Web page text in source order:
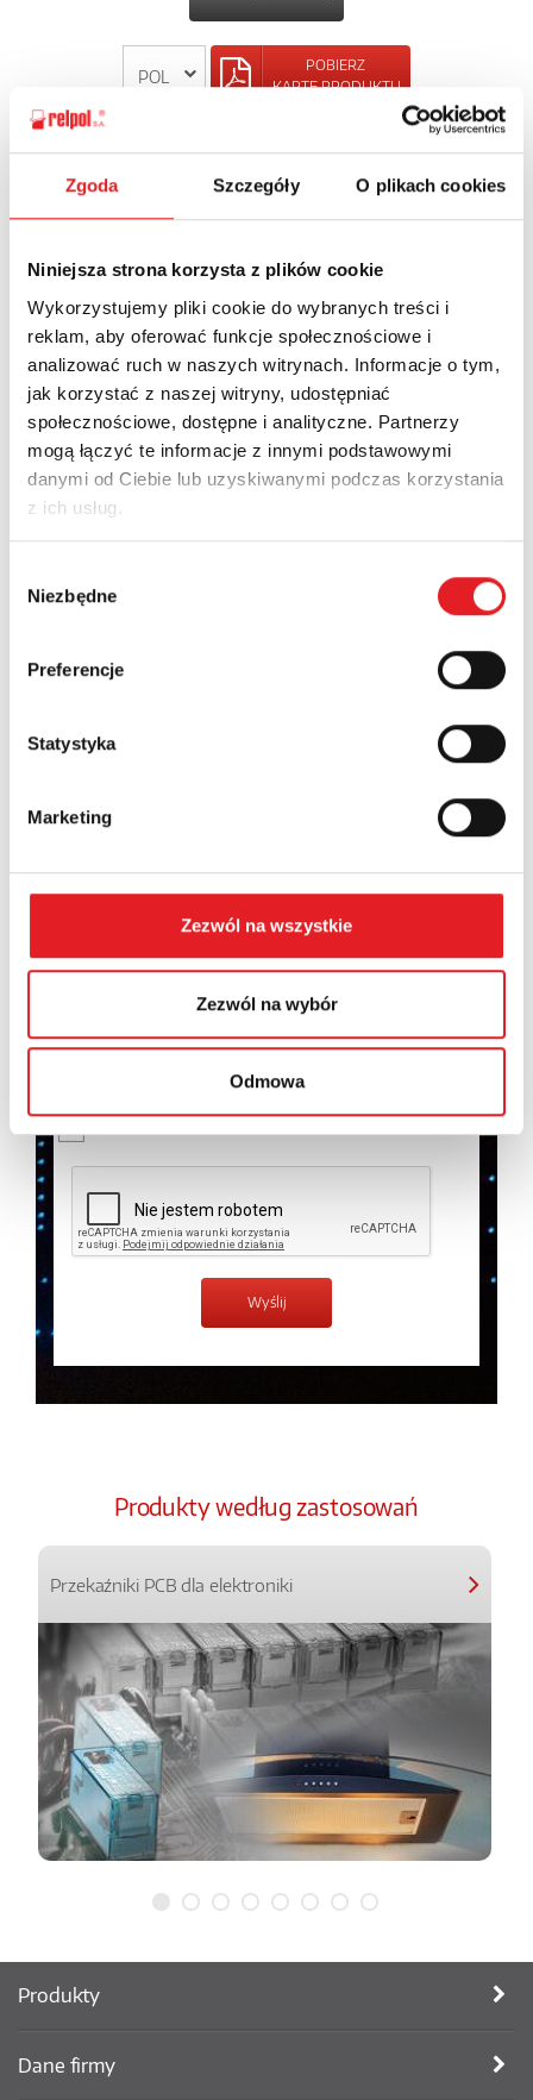
Zgoda Szczegóły O plikach cookies
Niniejsza strona korzysta z plików cookie
Wykorzystujemy pliki cookie do wybranych treści i
reklam, aby oferować funkcje społecznościowe i
analizować ruch w naszych witrynach. Informacje o tym,
jak korzystać z naszej witryny, udostępniać
społecznościowe, dostępne i analityczne. Partnerzy
mogą łączyć te informacje z innymi podstawowymi
danymi od Ciebie lub uzyskiwanymi podczas korzystania
z ich usług.
zgody
Niezbędne
Preferencje
Statystyka
Marketing
Zezwól na wszystkie
Zezwól na wybór
Odmowa
POBIERZ
KARTĘ PRODUKTU
POWRÓT
Zapytaj o szczegóły oferty
Imię i nazwisko: *
Adres e-mail: *
Nazwa firmy:
Województwo:
Treść: *
Wyrażam zgodę na przetwarzanie moich danych
temat przetwarzania danych osobowych wPolityce
Produkty według zastosowań
Przekaźniki PCB dla elektroniki
Produkty
Dane firmy